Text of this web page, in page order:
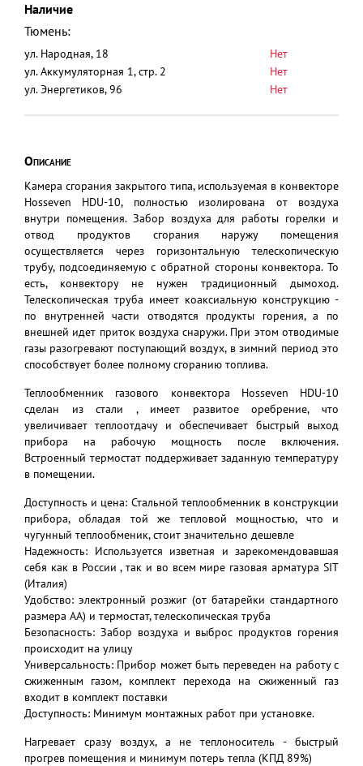
Наличие
Тюмень:
ул. Народная, 18
Нет
ул. Аккумуляторная 1, стр. 2
Нет
ул. Энергетиков, 96
Нет
Описание
Камера сгорания закрытого типа, используемая в конвекторе
Hosseven HDU-10, полностью изолирована от воздуха
внутри помещения. Забор воздуха для работы горелки и
отвод продуктов сгорания наружу помещения
осуществляется через горизонтальную телескопическую
трубу, подсоединяемую с обратной стороны конвектора. То
есть, конвектору не нужен традиционный дымоход.
Телескопическая труба имеет коаксиальную конструкцию -
по внутренней части отводятся продукты горения, а по
внешней идет приток воздуха снаружи. При этом отводимые
газы разогревают поступающий воздух, в зимний период это
способствует более полному сгоранию топлива.
Теплообменник газового конвектора Hosseven HDU-10
сделан из стали , имеет развитое оребрение, что
увеличивает теплоотдачу и обеспечивает быстрый выход
прибора на рабочую мощность после включения.
Встроенный термостат поддерживает заданную температуру
в помещении.
Доступность и цена: Стальной теплообменник в конструкции
прибора, обладая той же тепловой мощностью, что и
чугунный теплообменик, стоит значительно дешевле
Надежность: Используется изветная и зарекомендовавшая
себя как в России , так и во всем мире газовая арматура SIT
(Италия)
Удобство: электронный розжиг (от батарейки стандартного
размера АА) и термостат, телескопическая труба
Безопасность: Забор воздуха и выброс продуктов горения
происходит на улицу
Универсальность: Прибор может быть переведен на работу с
сжиженным газом, комплект перехода на сжиженный газ
входит в комплект поставки
Доступность: Минимум монтажных работ при установке.
Нагревает сразу воздух, а не теплоноситель - быстрый
прогрев помещения и минимум потерь тепла (КПД 89%)